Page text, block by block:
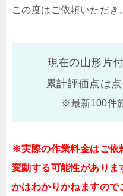
この度はご依頼いただき
現在の山形片
累計評価点は
※最新100件
※実際の作業料金はご依
変動する可能性がありま
かはわかりかねますので